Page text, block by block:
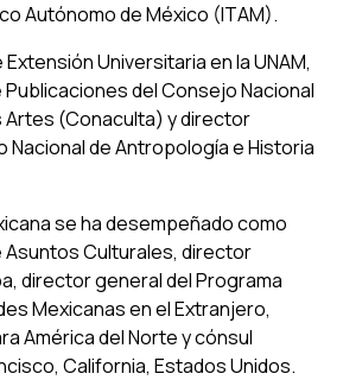
Autónomo de México (ITAM).
Universitaria en la UNAM,
del Consejo Nacional
Artes (Conaculta) y director
Nacional de Antropología e Historia
se ha desempeñado como
Culturales, director
director general del Programa
Mexicanas en el Extranjero,
América del Norte y cónsul
California, Estados Unidos.